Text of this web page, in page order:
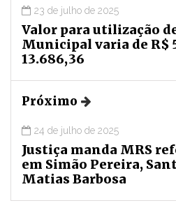
23 de julho de 2025
Valor para utilização
Municipal varia de R$
13.686,36
Próximo
24 de julho de 2025
Justiça manda MRS
em Simão Pereira,
Matias Barbosa